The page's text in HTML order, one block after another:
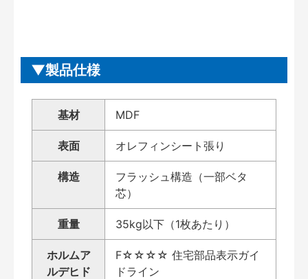
製品仕様
基材 MDF
表面 オレフィンシート張り
構造
フラッシュ構造（一部ベタ
芯）
重量 35kg以下（1枚あたり）
ホルムア
ルデヒド
F☆☆☆☆ 住宅部品表示ガイ
ドライン